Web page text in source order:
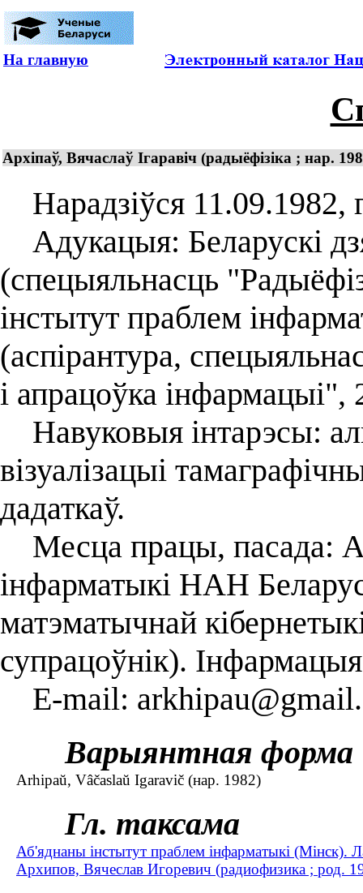
На главную
Архіпаў, Вячаслаў Ігаравіч (радыёфізіка ; нар.
Нарадзіўся 11.09.1982,
Адукацыя: Беларускі
(спецыяльнасць
інстытут праблем
(аспірантура,
і апрацоўка інфармацыі",
Навуковыя інтарэсы:
візуалізацыі
дадаткаў.
Месца працы, пасада:
інфарматыкі НАН
матэматычнай
супрацоўнік).
E-mail:
Варыянтная форма
Arhipaŭ, Vâčaslaŭ Igaravič (нар. 1982)
Гл. таксама
Аб'яднаны інстытут праблем інфарматыкі (Мінск).
Архипов, Вячеслав Игоревич (радиофизика ; род.